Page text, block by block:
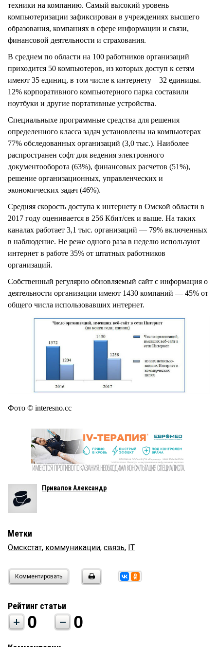
техники на компанию. Самый высокий уровень
компьютеризации зафиксирован в учреждениях высшего
образования, компаниях в сфере информации и связи,
финансовой деятельности и страхования.
В среднем по области на 100 работников организаций
приходится 50 компьютеров, из которых доступ к сетям
имеют 35 единиц, в том числе к интернету – 32 единицы.
12% корпоративного компьютерного парка составили
ноутбуки и другие портативные устройства.
Специальныхе программные средства для решения
определенного класса задач установлены на компьютерах
77% обследованных организаций (3,0 тыс.). Наиболее
распространен софт для ведения электронного
документооборота (63%), финансовых расчетов (51%),
решение организационных, управленческих и
экономических задач (46%).
Средняя скорость доступа к интернету в Омской области в
2017 году оценивается в 256 Кбит/сек и выше. На таких
каналах работает 3,1 тыс. организаций — 79% включенных
в наблюдение. Не реже одного раза в неделю используют
интернет в работе 35% от штатных работников
организаций.
Собственный регулярно обновляемый сайт с информация о
деятельности организации имеют 1430 компаний — 45% от
общего числа использовавших интернет.
Фото © interesno.cc
Привалов Александр
Метки
Омскстат, коммуникации, связь, IT
Комментировать
Рейтинг статьи
0 0